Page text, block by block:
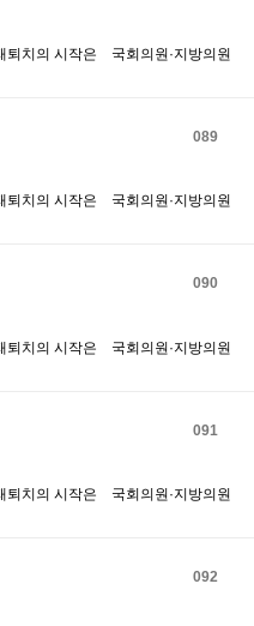
퇴치의 시작은 국회의원·지방의원
089
퇴치의 시작은 국회의원·지방의원
090
퇴치의 시작은 국회의원·지방의원
091
퇴치의 시작은 국회의원·지방의원
092